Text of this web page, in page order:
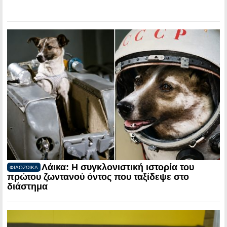
ΦΙΛΟΖΩΙΚΑ
Λάικα: Η συγκλονιστική ιστορία του
πρώτου ζωντανού όντος που ταξίδεψε στο
διάστημα